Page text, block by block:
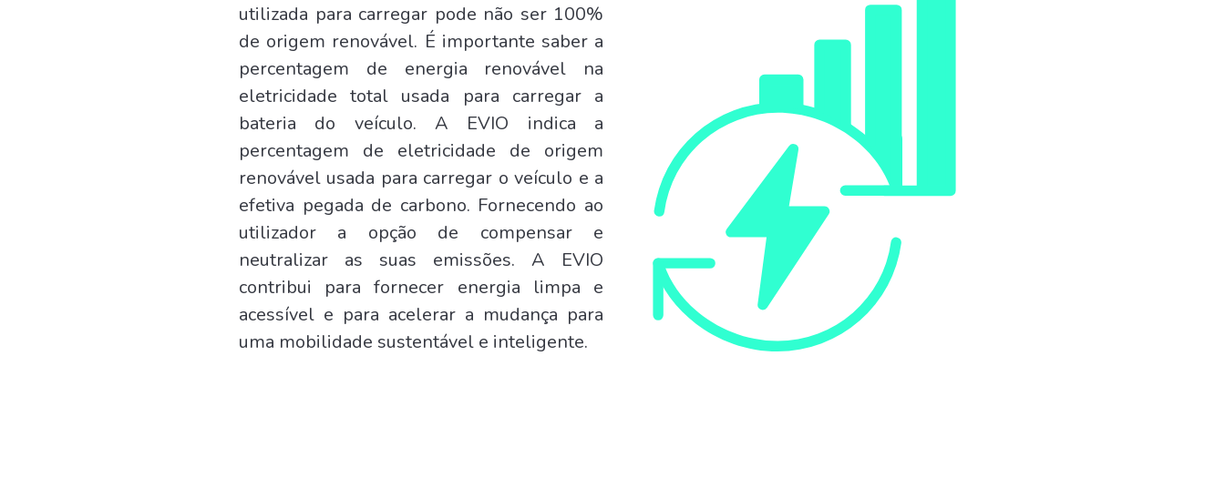
utilizada para carregar pode não ser 100%
de origem renovável. É importante saber a
percentagem de energia renovável na
eletricidade total usada para carregar a
bateria do veículo. A EVIO indica a
percentagem de eletricidade de origem
renovável usada para carregar o veículo e a
efetiva pegada de carbono. Fornecendo ao
utilizador a opção de compensar e
neutralizar as suas emissões. A EVIO
contribui para fornecer energia limpa e
acessível e para acelerar a mudança para
uma mobilidade sustentável e inteligente.